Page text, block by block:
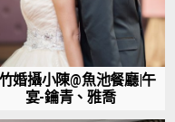
婚攝小陳@魚池餐廳|午
宴-鑰青、雅喬